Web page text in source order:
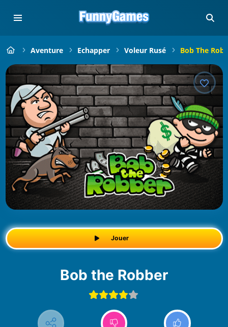
Aventure Echapper Voleur Rusé Bob The
Jouer
Bob the Robber